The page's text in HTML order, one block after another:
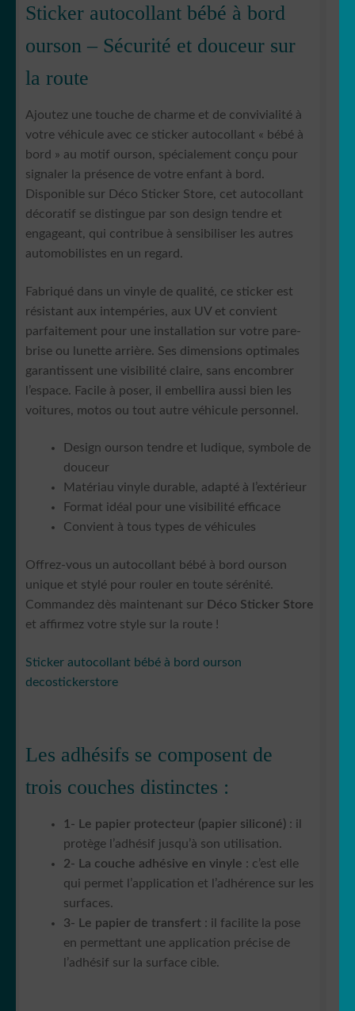
Sticker autocollant bébé à bord
ourson – Sécurité et douceur sur
la route
Ajoutez une touche de charme et de convivialité à
votre véhicule avec ce sticker autocollant « bébé à
bord » au motif ourson, spécialement conçu pour
signaler la présence de votre enfant à bord.
Disponible sur Déco Sticker Store, cet autocollant
décoratif se distingue par son design tendre et
engageant, qui contribue à sensibiliser les autres
automobilistes en un regard.
Fabriqué dans un vinyle de qualité, ce sticker est
résistant aux intempéries, aux UV et convient
parfaitement pour une installation sur votre pare-
brise ou lunette arrière. Ses dimensions optimales
garantissent une visibilité claire, sans encombrer
l’espace. Facile à poser, il embellira aussi bien les
voitures, motos ou tout autre véhicule personnel.
Design ourson tendre et ludique, symbole de
douceur
Matériau vinyle durable, adapté à l’extérieur
Format idéal pour une visibilité efficace
Convient à tous types de véhicules
Offrez-vous un autocollant bébé à bord ourson
unique et stylé pour rouler en toute sérénité.
Commandez dès maintenant sur Déco Sticker Store
et affirmez votre style sur la route !
Sticker autocollant bébé à bord ourson
decostickerstore
Les adhésifs se composent de
trois couches distinctes :
1- Le papier protecteur (papier siliconé) : il
protège l’adhésif jusqu’à son utilisation.
2- La couche adhésive en vinyle : c’est elle
qui permet l’application et l’adhérence sur les
surfaces.
3- Le papier de transfert : il facilite la pose
en permettant une application précise de
l’adhésif sur la surface cible.